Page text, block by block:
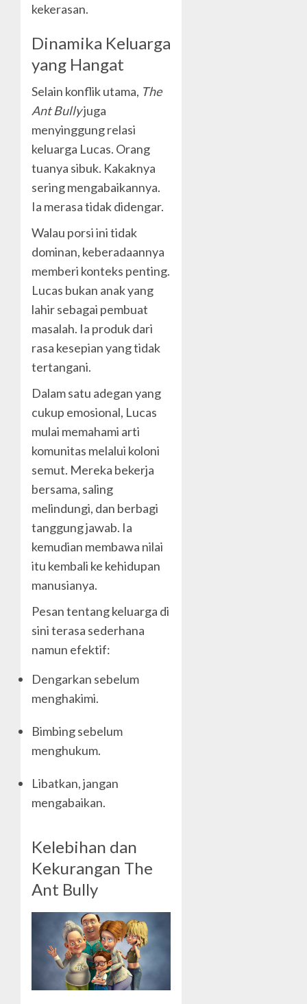
kekerasan.
Dinamika Keluarga
yang Hangat
Selain konflik utama, The
Ant Bullyjuga
menyinggung relasi
keluarga Lucas. Orang
tuanya sibuk. Kakaknya
sering mengabaikannya.
Ia merasa tidak didengar.
Walau porsi ini tidak
dominan, keberadaannya
memberi konteks penting.
Lucas bukan anak yang
lahir sebagai pembuat
masalah. Ia produk dari
rasa kesepian yang tidak
tertangani.
Dalam satu adegan yang
cukup emosional, Lucas
mulai memahami arti
komunitas melalui koloni
semut. Mereka bekerja
bersama, saling
melindungi, dan berbagi
tanggung jawab. Ia
kemudian membawa nilai
itu kembali ke kehidupan
manusianya.
Pesan tentang keluarga di
sini terasa sederhana
namun efektif:
Dengarkan sebelum
menghakimi.
Bimbing sebelum
menghukum.
Libatkan, jangan
mengabaikan.
Kelebihan dan
Kekurangan The
Ant Bully